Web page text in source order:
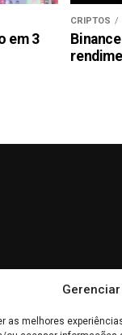
as melhores
em 3
CRIPTOS